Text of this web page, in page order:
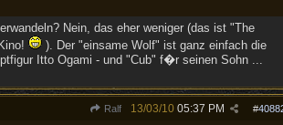
Nein, das eher weniger (das ist "The
). Der "einsame Wolf" ist ganz einfach die
Itto Ogami - und "Cub" f�r seinen Sohn ...
Ralf #
13/03/10 05:37 PM